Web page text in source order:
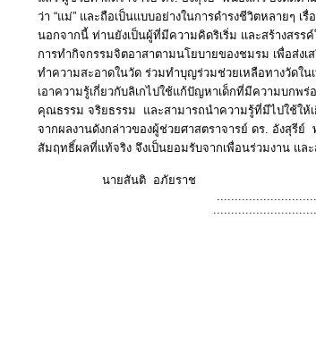
ว่า “แม่” และถือเป็นแบบอย่างในการดำรงชีวิตหลายๆ เรื่
นอกจากนี้ ท่านยังเป็นผู้ที่มีความคิดริเริ่ม และสร้างสร
การทำกิจกรรมจิตอาสาตามนโยบายของชมรม เพื่อส่
ทำความสะอาดในวัด ร่วมทำบุญร่วมช่วยเหลือทางวัดใ
เอาความรู้เกี่ยวกับลิเกไปใช้แก้ปัญหาเด็กที่มีความบก
คุณธรรม จริยธรรม และสามารถนำความรู้ที่มีไปใช้ใ
จากผลงานดังกล่าวของผู้ช่วยศาสตราจารย์ ดร. อังสุรี
สัมฤทธิ์ผลที่แท้จริง จึงเป็นยอมรับจากเพื่อนร่วมงาน แ
นายสันติ อภัยราช